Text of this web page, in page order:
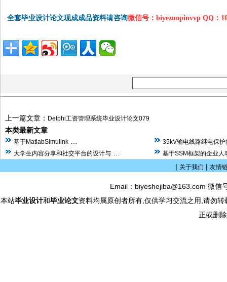
全套毕业设计论文现成成品资料请咨询微信号：biyezuopinvvp QQ
上一篇文章： Delphi工资管理系统毕业设计论文079
本类最新文章
基于MatlabSimulink
35kV输电线路继电保
大学生内容分享和社交平台的设计与
基于SSM框架的企业人
| 关于我们 | 友情
Email：biyeshejiba@163.com 微
本站毕业设计和毕业论文资料均属原创者所有,仅供学习交流之用,请勿
正或删